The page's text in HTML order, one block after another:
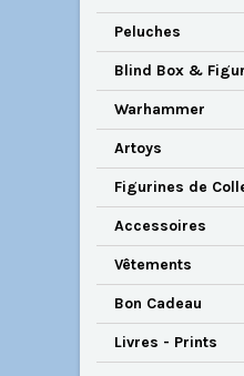
Peluches
Blind Box &
Warhammer
Artoys
Figurines de
Accessoires
Vêtements
Bon Cadeau
Livres - Prints